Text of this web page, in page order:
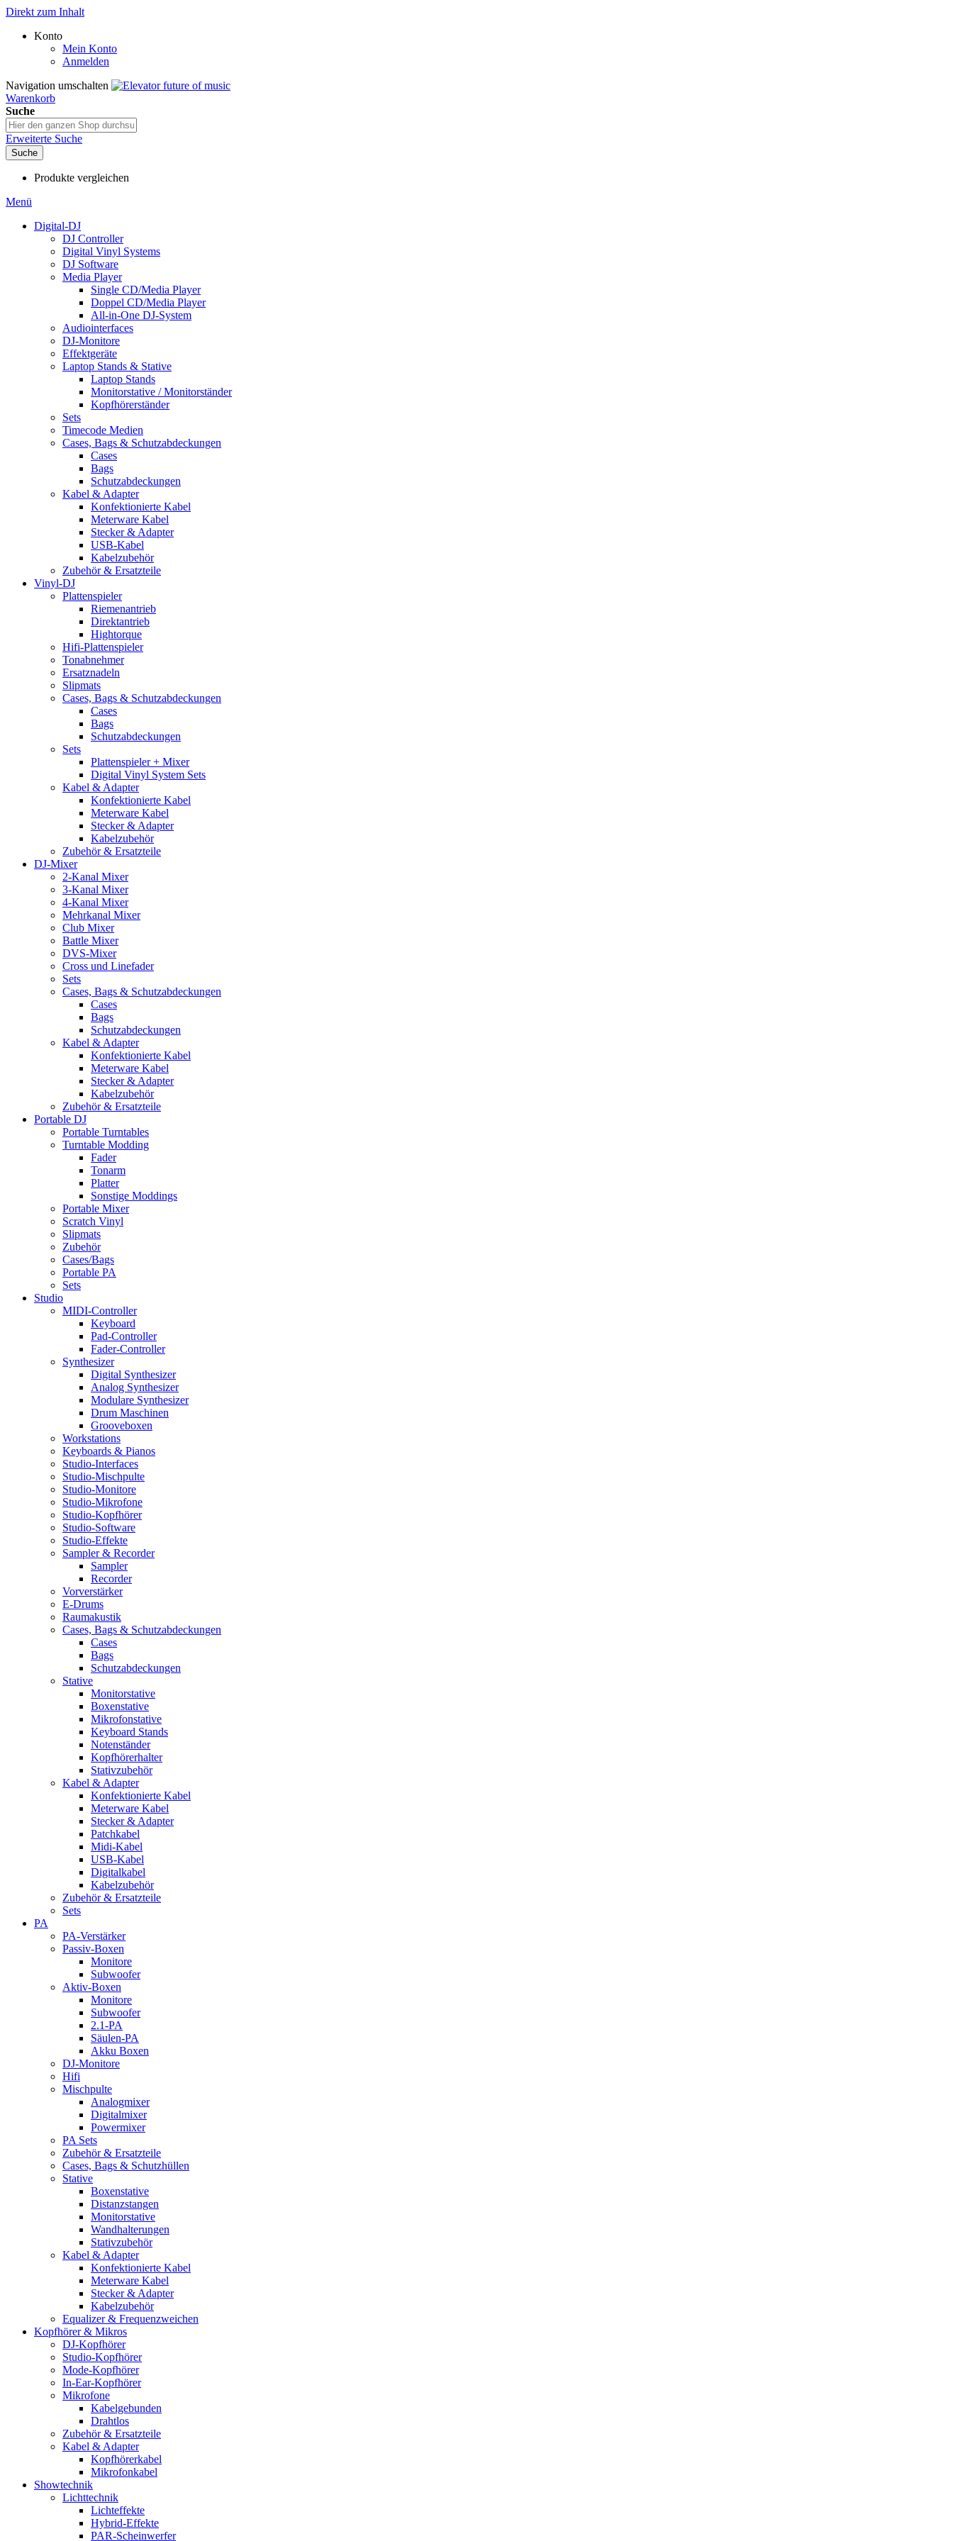
Direkt zum Inhalt
Konto
Mein Konto
Anmelden
Navigation umschalten
Warenkorb
Suche
Erweiterte Suche
Suche
Produkte vergleichen
Menü
Digital-DJ
DJ Controller
Digital Vinyl Systems
DJ Software
Media Player
Single CD/Media Player
Doppel CD/Media Player
All-in-One DJ-System
Audiointerfaces
DJ-Monitore
Effektgeräte
Laptop Stands & Stative
Laptop Stands
Monitorstative / Monitorständer
Kopfhörerständer
Sets
Timecode Medien
Cases, Bags & Schutzabdeckungen
Cases
Bags
Schutzabdeckungen
Kabel & Adapter
Konfektionierte Kabel
Meterware Kabel
Stecker & Adapter
USB-Kabel
Kabelzubehör
Zubehör & Ersatzteile
Vinyl-DJ
Plattenspieler
Riemenantrieb
Direktantrieb
Hightorque
Hifi-Plattenspieler
Tonabnehmer
Ersatznadeln
Slipmats
Cases, Bags & Schutzabdeckungen
Cases
Bags
Schutzabdeckungen
Sets
Plattenspieler + Mixer
Digital Vinyl System Sets
Kabel & Adapter
Konfektionierte Kabel
Meterware Kabel
Stecker & Adapter
Kabelzubehör
Zubehör & Ersatzteile
DJ-Mixer
2-Kanal Mixer
3-Kanal Mixer
4-Kanal Mixer
Mehrkanal Mixer
Club Mixer
Battle Mixer
DVS-Mixer
Cross und Linefader
Sets
Cases, Bags & Schutzabdeckungen
Cases
Bags
Schutzabdeckungen
Kabel & Adapter
Konfektionierte Kabel
Meterware Kabel
Stecker & Adapter
Kabelzubehör
Zubehör & Ersatzteile
Portable DJ
Portable Turntables
Turntable Modding
Fader
Tonarm
Platter
Sonstige Moddings
Portable Mixer
Scratch Vinyl
Slipmats
Zubehör
Cases/Bags
Portable PA
Sets
Studio
MIDI-Controller
Keyboard
Pad-Controller
Fader-Controller
Synthesizer
Digital Synthesizer
Analog Synthesizer
Modulare Synthesizer
Drum Maschinen
Grooveboxen
Workstations
Keyboards & Pianos
Studio-Interfaces
Studio-Mischpulte
Studio-Monitore
Studio-Mikrofone
Studio-Kopfhörer
Studio-Software
Studio-Effekte
Sampler & Recorder
Sampler
Recorder
Vorverstärker
E-Drums
Raumakustik
Cases, Bags & Schutzabdeckungen
Cases
Bags
Schutzabdeckungen
Stative
Monitorstative
Boxenstative
Mikrofonstative
Keyboard Stands
Notenständer
Kopfhörerhalter
Stativzubehör
Kabel & Adapter
Konfektionierte Kabel
Meterware Kabel
Stecker & Adapter
Patchkabel
Midi-Kabel
USB-Kabel
Digitalkabel
Kabelzubehör
Zubehör & Ersatzteile
Sets
PA
PA-Verstärker
Passiv-Boxen
Monitore
Subwoofer
Aktiv-Boxen
Monitore
Subwoofer
2.1-PA
Säulen-PA
Akku Boxen
DJ-Monitore
Hifi
Mischpulte
Analogmixer
Digitalmixer
Powermixer
PA Sets
Zubehör & Ersatzteile
Cases, Bags & Schutzhüllen
Stative
Boxenstative
Distanzstangen
Monitorstative
Wandhalterungen
Stativzubehör
Kabel & Adapter
Konfektionierte Kabel
Meterware Kabel
Stecker & Adapter
Kabelzubehör
Equalizer & Frequenzweichen
Kopfhörer & Mikros
DJ-Kopfhörer
Studio-Kopfhörer
Mode-Kopfhörer
In-Ear-Kopfhörer
Mikrofone
Kabelgebunden
Drahtlos
Zubehör & Ersatzteile
Kabel & Adapter
Kopfhörerkabel
Mikrofonkabel
Showtechnik
Lichttechnik
Lichteffekte
Hybrid-Effekte
PAR-Scheinwerfer